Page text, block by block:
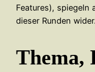
Features), spiegeln
dieser Runden wider.
Thema,